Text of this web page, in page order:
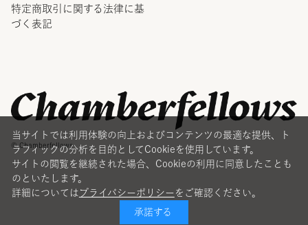
特定商取引に関する法律に 基
づく表記
© Chamberfellows
当サイトでは利用体験の向上およびコンテンツの最適な提供、ト
ラフィックの分析を目的としてCookieを使用しています。
サイトの閲覧を継続された場合、Cookieの利用に同意したことも
のといたします。
詳細については プライバシーポリシー をご確認ください。
承諾する